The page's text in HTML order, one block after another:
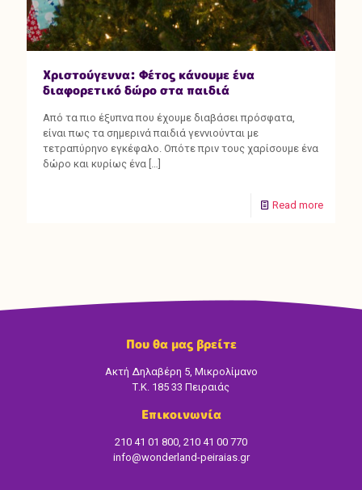
Χριστούγεννα: Φέτος κάνουμε ένα
διαφορετικό δώρο στα παιδιά
Από τα πιο έξυπνα που έχουμε διαβάσει πρόσφατα,
είναι πως τα σημερινά παιδιά γεννιούνται με
τετραπύρηνο εγκέφαλο. Οπότε πριν τους χαρίσουμε ένα
δώρο και κυρίως ένα […]
Read more
Που θα μας βρείτε
Ακτή Δηλαβέρη 5, Μικρολίμανο
Τ.Κ. 185 33 Πειραιάς
Επικοινωνία
210 41 01 800, 210 41 00 770
info@wonderland-peiraias.gr